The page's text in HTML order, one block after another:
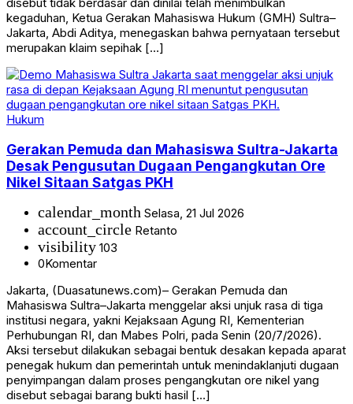
kegaduhan, Ketua Gerakan Mahasiswa Hukum (GMH) Sultra–
Jakarta, Abdi Aditya, menegaskan bahwa pernyataan tersebut
merupakan klaim sepihak […]
Hukum
Gerakan Pemuda dan Mahasiswa Sultra-Jakarta
Desak Pengusutan Dugaan Pengangkutan Ore
Nikel Sitaan Satgas PKH
calendar_month Selasa, 21 Jul 2026
account_circle Retanto
visibility 103
0Komentar
Jakarta, (Duasatunews.com)– Gerakan Pemuda dan
Mahasiswa Sultra–Jakarta menggelar aksi unjuk rasa di tiga
institusi negara, yakni Kejaksaan Agung RI, Kementerian
Perhubungan RI, dan Mabes Polri, pada Senin (20/7/2026).
Aksi tersebut dilakukan sebagai bentuk desakan kepada aparat
penegak hukum dan pemerintah untuk menindaklanjuti dugaan
penyimpangan dalam proses pengangkutan ore nikel yang
disebut sebagai barang bukti hasil […]